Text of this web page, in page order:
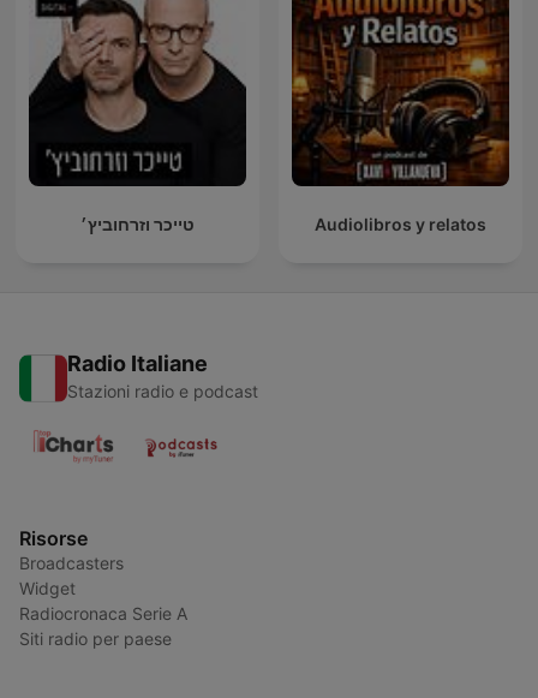
טייכר וזרחוביץ׳ Audiolibros y relatos
Radio Italiane
Stazioni radio e podcast
Risorse
Broadcasters
Widget
Radiocronaca Serie A
Siti radio per paese